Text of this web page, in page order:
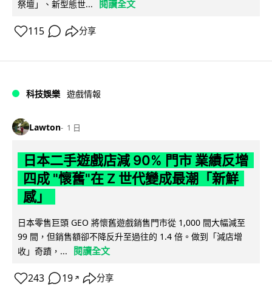
祭壇」、新型態世... 閱讀全文
115 分享
科技娛樂 遊戲情報
Lawton 1 日
日本二手遊戲店減 90% 門市 業績反增
四成 "懷舊"在 Z 世代變成最潮「新鮮
感」
日本零售巨頭 GEO 將懷舊遊戲銷售門市從 1,000 間大幅減至
99 間，但銷售額卻不降反升至過往的 1.4 倍。做到「減店增
收」奇蹟，...
閱讀全文
243 19 ↗ 分享